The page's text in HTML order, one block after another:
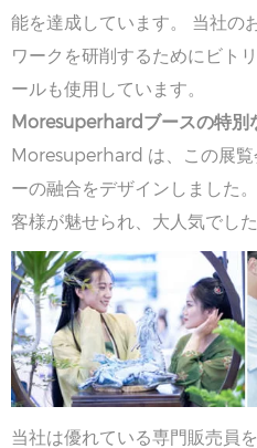
能を達成しています。 当社の
ワークを研削するためにビト
ールも使用しています。
Moresuperhardブースの特別
Moresuperhard は、この展覧
ーの融合をデザインしました
客様が魅せられ、大人気でした
当社は優れている専門販売員